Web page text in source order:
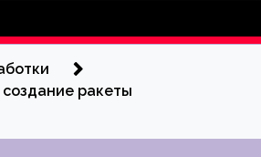
ракеты